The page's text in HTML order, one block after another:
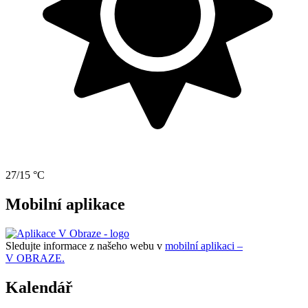
27/15 °C
Mobilní aplikace
Sledujte informace z našeho webu v mobilní aplikaci –
V OBRAZE.
Kalendář